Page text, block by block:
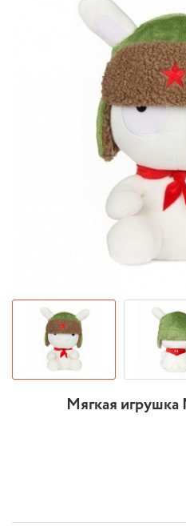
Мягкая